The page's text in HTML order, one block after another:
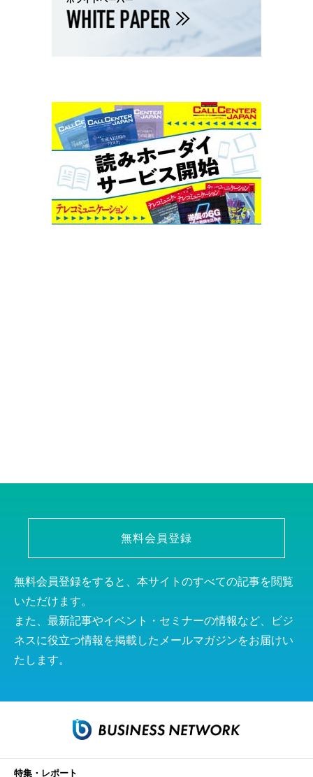
無料会員登録
無料会員登録をすると、本サイトのすべての記事を閲覧
いただけます。
また、最新記事やイベント・セミナーの情報など、ビジ
ネスに役立つ情報を掲載したメールマガジンをお届けい
たします。
特集・レポート